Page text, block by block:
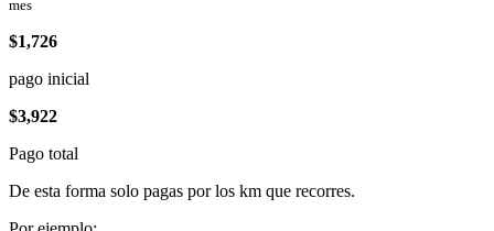
mes
$1,726
pago inicial
$3,922
Pago total
De esta forma solo pagas por los km que recorres.